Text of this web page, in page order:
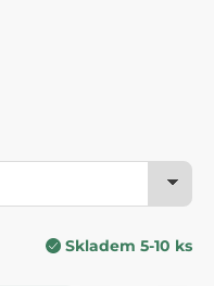
Skladem 5-10 ks